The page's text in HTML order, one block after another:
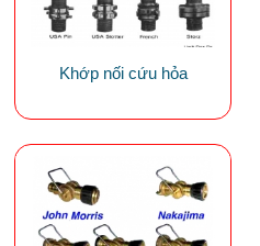
Khớp nối cứu hỏa